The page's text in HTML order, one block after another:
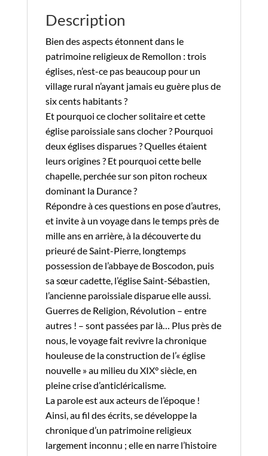
Description
Bien des aspects étonnent dans le
patrimoine religieux de Remollon : trois
églises, n’est-ce pas beaucoup pour un
village rural n’ayant jamais eu guère plus de
six cents habitants ?
Et pourquoi ce clocher solitaire et cette
église paroissiale sans clocher ? Pourquoi
deux églises disparues ? Quelles étaient
leurs origines ? Et pourquoi cette belle
chapelle, perchée sur son piton rocheux
dominant la Durance ?
Répondre à ces questions en pose d’autres,
et invite à un voyage dans le temps près de
mille ans en arrière, à la découverte du
prieuré de Saint-Pierre, longtemps
possession de l’abbaye de Boscodon, puis
sa sœur cadette, l’église Saint-Sébastien,
l’ancienne paroissiale disparue elle aussi.
Guerres de Religion, Révolution – entre
autres ! – sont passées par là… Plus près de
nous, le voyage fait revivre la chronique
houleuse de la construction de l’« église
nouvelle » au milieu du XIX° siècle, en
pleine crise d’anticléricalisme.
La parole est aux acteurs de l’époque !
Ainsi, au fil des écrits, se développe la
chronique d’un patrimoine religieux
largement inconnu ; elle en narre l’histoire